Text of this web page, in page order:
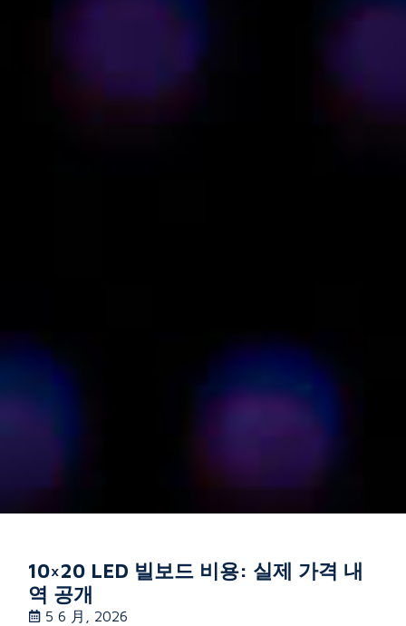
10×20 LED 빌보드 비용: 실제 가격 내
역 공개
5 6 月, 2026